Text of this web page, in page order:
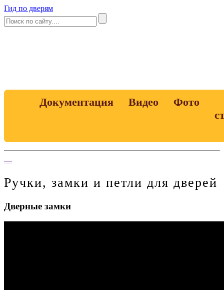
Гид по дверям
Документация Видео
Фото
....
Ручки, замки и петли для дверей
Дверные замки